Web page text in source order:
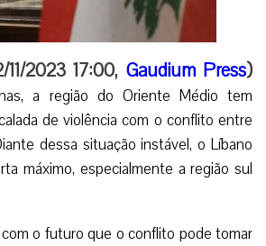
2023 17:00, Gaudium Press)
a região do Oriente Médio tem
de violência com o conflito entre
dessa situação instável, o Líbano
máximo, especialmente a região sul
o futuro que o conflito pode tomar